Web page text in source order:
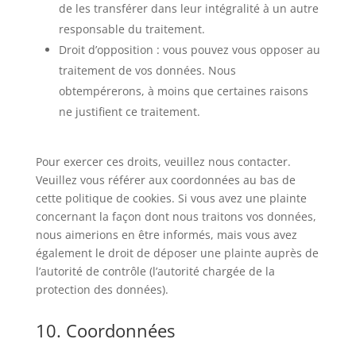
de les transférer dans leur intégralité à un autre
responsable du traitement.
Droit d’opposition : vous pouvez vous opposer au
traitement de vos données. Nous
obtempérerons, à moins que certaines raisons
ne justifient ce traitement.
Pour exercer ces droits, veuillez nous contacter.
Veuillez vous référer aux coordonnées au bas de
cette politique de cookies. Si vous avez une plainte
concernant la façon dont nous traitons vos données,
nous aimerions en être informés, mais vous avez
également le droit de déposer une plainte auprès de
l’autorité de contrôle (l’autorité chargée de la
protection des données).
10. Coordonnées